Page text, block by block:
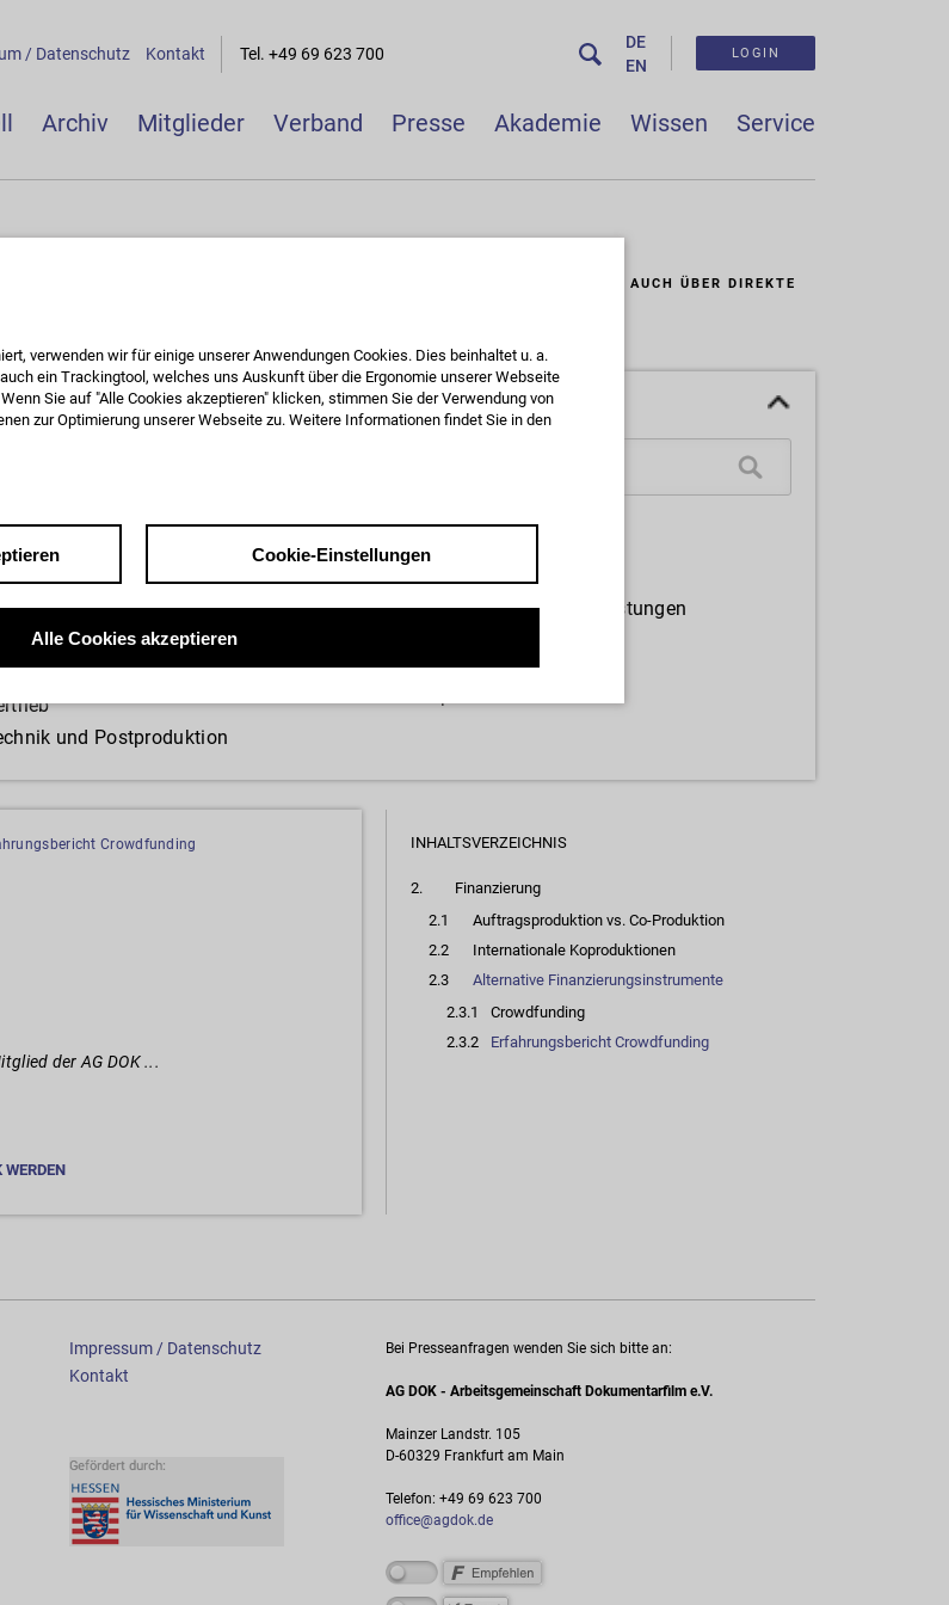
DE
EN
LOGIN
/ Datenschutz Kontakt Tel. +49 69 623 700
Archiv Mitglieder Verband Presse Akademie Wissen Service
BEITRÄGE UND THEMEN DER WISSENS-DATEN-BANK - AUCH ÜBER DIREKTE H
& Check­lis­ten
Mes­sen und Märk­te
und Post­pro­duk­ti­on
13. Ver­si­che­run­gen
14. An­wäl­te und Ser­vice­leis­tun­gen
15. Hin­ter­grund­wis­sen
Crowd­fun­ding
der AG DOK ...
IN­HALTS­VER­ZEICH­NIS
2.
Fi­nan­zie­rung
2.1
Auf­trags­pro­duk­ti­on vs. Co-Pro­duk­ti­on
2.2
In­ter­na­tio­na­le Ko­pro­duk­tio­nen
2.3
Al­ter­na­ti­ve Fi­nan­zie­rungs­in­stru­men­te
2.3.1
Crowd­fun­ding
2.3.2
Er­fah­rungs­be­richt Crowd­fun­ding
Impressum / Datenschutz
Kontakt
Bei Presseanfragen wenden Sie sich bitte an:
AG DOK - Arbeitsgemeinschaft Dokumentarfilm e.V.
Mainzer Landstr. 105
D-60329 Frankfurt am Main
Telefon: +49 69 623 700
office@agdok.de
verwenden wir für einige unserer Anwendungen Cookies. Dies beinhaltet u. a.
ein Trackingtool, welches uns Auskunft über die Ergonomie unserer Webseite
Sie auf "Alle Cookies akzeptieren" klicken, stimmen Sie der Verwendung von
zur Optimierung unserer Webseite zu. Weitere Informationen findet Sie in den
Cookie-Einstellungen
Alle Cookies akzeptieren